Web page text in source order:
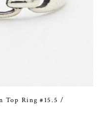
Top Ring #15.5 /